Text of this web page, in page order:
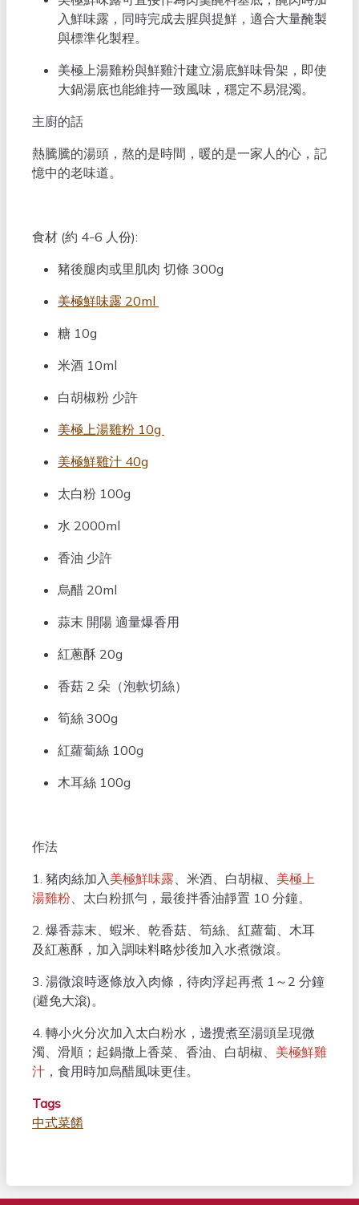
入鮮味露，同時完成去腥與提鮮，適合大量醃製
與標準化製程。
美極上湯雞粉與鮮雞汁建立湯底鮮味骨架，即使
大鍋湯底也能維持一致風味，穩定不易混濁。
主廚的話
熱騰騰的湯頭，熬的是時間，暖的是一家人的心，記
憶中的老味道。
食材 (約 4-6 人份):
豬後腿肉或里肌肉 切條 300g
美極鮮味露 20ml
糖 10g
米酒 10ml
白胡椒粉 少許
美極上湯雞粉 10g
美極鮮雞汁 40g
太白粉 100g
水 2000ml
香油 少許
烏醋 20ml
蒜末 開陽 適量爆香用
紅蔥酥 20g
香菇 2 朵（泡軟切絲）
筍絲 300g
紅蘿蔔絲 100g
木耳絲 100g
作法
1. 豬肉絲加入 美極鮮味露 、米酒、白胡椒、 美極上
湯雞粉 、太白粉抓勻，最後拌香油靜置 10 分鐘。
2. 爆香蒜末、蝦米、乾香菇、筍絲、紅蘿蔔、木耳
及紅蔥酥，加入調味料略炒後加入水煮微滾。
3. 湯微滾時逐條放入肉條，待肉浮起再煮 1～2 分鐘
(避免大滾)。
4. 轉小火分次加入太白粉水，邊攪煮至湯頭呈現微
濁、滑順；起鍋撒上香菜、香油、白胡椒、 美極鮮雞
汁 ，食用時加烏醋風味更佳。
Tags
中式菜餚